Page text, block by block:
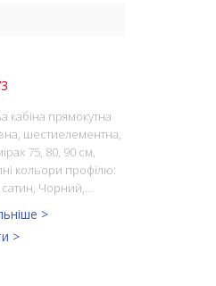
кабіна прямокутна
шестиелементна,
75, 80, 90 см,
кольори профілю:
сатин, Чорний,…
>
>